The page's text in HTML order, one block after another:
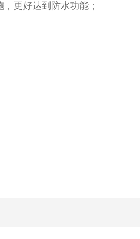
更好达到防水功能；